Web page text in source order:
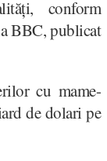
conform
BBC, publicat
cu mame-
de dolari pe